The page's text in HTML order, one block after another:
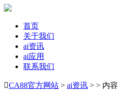
首页
关于我们
ai资讯
ai应用
联系我们
CA88官方网站 > ai资讯 > > 内容